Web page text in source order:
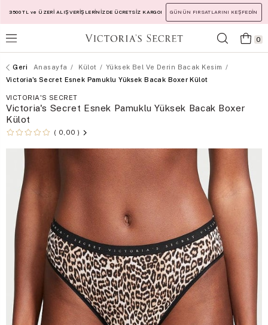
3500 TL ve ÜZERİ ALIŞVERİŞLERİNİZDE ÜCRETSİZ KARGO! GÜNÜN FIRSATLARINI KEŞFEDİN
0
Anasayfa Külot
Yüksek Bel Ve Derin Bacak Kesim
Victoria's Secret Esnek Pamuklu Yüksek Bacak Boxer Külot
VICTORIA'S SECRET
Victoria's Secret Esnek Pamuklu Yüksek Bacak Boxer
Külot
0,00